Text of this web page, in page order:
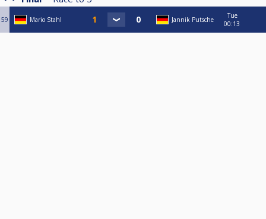
59 Mario Stahl Jannik Putsche
Tue
00:13